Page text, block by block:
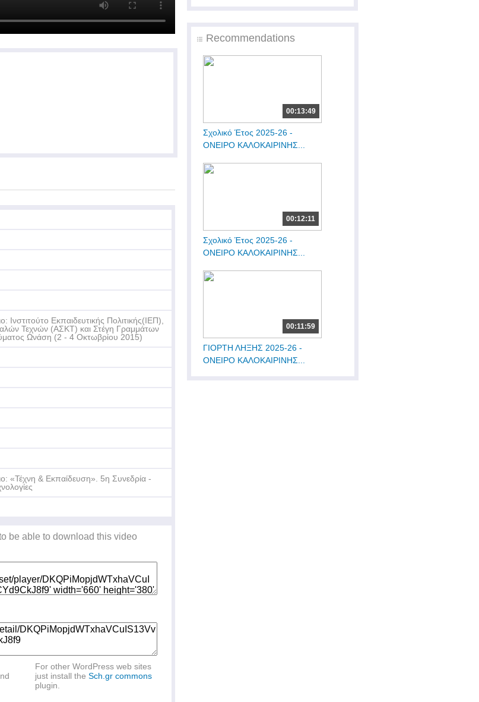
Recommendations
00:13:49
Σχολικό Έτος 2025-26 -
ΟΝΕΙΡΟ ΚΑΛΟΚΑΙΡΙΝΗΣ...
00:12:11
Σχολικό Έτος 2025-26 -
ΟΝΕΙΡΟ ΚΑΛΟΚΑΙΡΙΝΗΣ...
00:11:59
ΓΙΟΡΤΗ ΛΗΞΗΣ 2025-26 -
ΟΝΕΙΡΟ ΚΑΛΟΚΑΙΡΙΝΗΣ...
Ινστιτούτο Εκπαιδευτικής Πολιτικής(ΙΕΠ),
Τεχνών (ΑΣΚΤ) και Στέγη Γραμμάτων
Ωνάση (2 - 4 Οκτωβρίου 2015)
«Τέχνη & Εκπαίδευση». 5η Συνεδρία -
be able to download this video
For other WordPress web sites
just install the Sch.gr commons
plugin.